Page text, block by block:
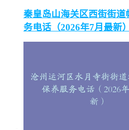
秦皇岛山海关区西街街
务电话（2026年7月最新）